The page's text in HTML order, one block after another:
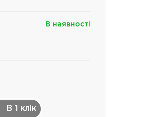
В наявності
В 1 клiк